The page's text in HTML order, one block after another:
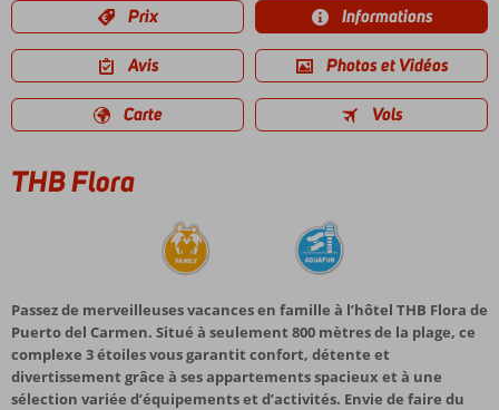
Prix Informations
Avis Photos et Vidéos
Carte Vols
THB Flora
Passez de merveilleuses vacances en famille à l’hôtel THB Flora de
Puerto del Carmen. Situé à seulement 800 mètres de la plage, ce
complexe 3 étoiles vous garantit confort, détente et
divertissement grâce à ses appartements spacieux et à une
sélection variée d’équipements et d’activités. Envie de faire du